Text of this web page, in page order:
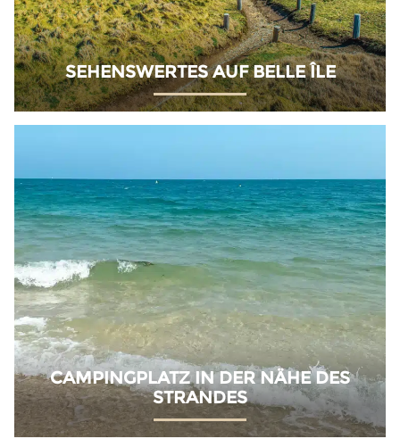
SEHENSWERTES AUF BELLE ÎLE
CAMPINGPLATZ IN DER NÄHE DES
STRANDES